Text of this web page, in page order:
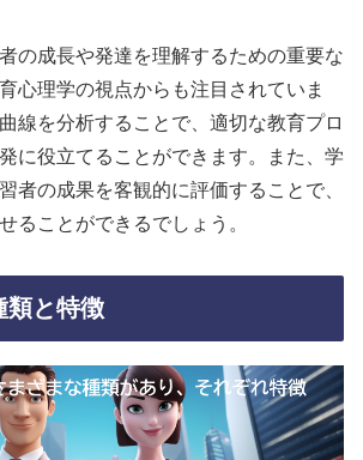
の成長や発達を理解するための重要な
心理学の視点からも注目されていま
線を分析することで、適切な教育プロ
に役立てることができます。また、学
者の成果を客観的に評価することで、
ることができるでしょう。
類と特徴